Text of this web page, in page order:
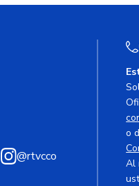
@rtvcco
o
Al